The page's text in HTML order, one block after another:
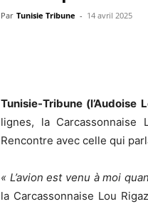
Par Tunisie Tribune - 14 avril 2025
Tunisie-Tribune (l’Audoise
lignes, la
Rencontre avec celle qui
« L’avion est venu à moi
la Carcassonnaise Lou